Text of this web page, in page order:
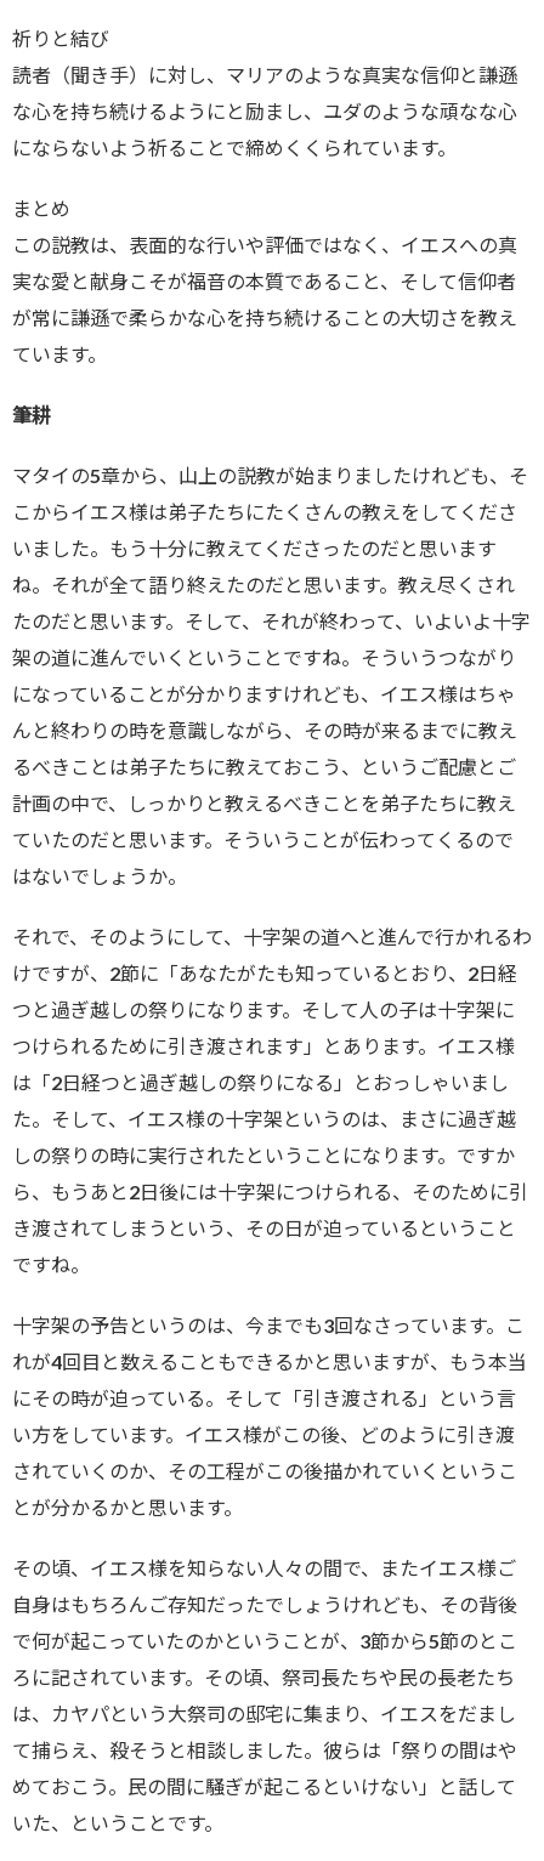
祈りと結び
読者（聞き手）に対し、マリアのような真実な信仰と謙遜
な心を持ち続けるようにと励まし、ユダのような頑なな心
にならないよう祈ることで締めくくられています。
まとめ
この説教は、表面的な行いや評価ではなく、イエスへの真
実な愛と献身こそが福音の本質であること、そして信仰者
が常に謙遜で柔らかな心を持ち続けることの大切さを教え
ています。
筆耕
マタイの5章から、山上の説教が始まりましたけれども、そ
こからイエス様は弟子たちにたくさんの教えをしてくださ
いました。もう十分に教えてくださったのだと思います
ね。それが全て語り終えたのだと思います。教え尽くされ
たのだと思います。そして、それが終わって、いよいよ十字
架の道に進んでいくということですね。そういうつながり
になっていることが分かりますけれども、イエス様はちゃ
んと終わりの時を意識しながら、その時が来るまでに教え
るべきことは弟子たちに教えておこう、というご配慮とご
計画の中で、しっかりと教えるべきことを弟子たちに教え
ていたのだと思います。そういうことが伝わってくるので
はないでしょうか。
それで、そのようにして、十字架の道へと進んで行かれるわ
けですが、2節に「あなたがたも知っているとおり、2日経
つと過ぎ越しの祭りになります。そして人の子は十字架に
つけられるために引き渡されます」とあります。イエス様
は「2日経つと過ぎ越しの祭りになる」とおっしゃいまし
た。そして、イエス様の十字架というのは、まさに過ぎ越
しの祭りの時に実行されたということになります。ですか
ら、もうあと2日後には十字架につけられる、そのために引
き渡されてしまうという、その日が迫っているということ
ですね。
十字架の予告というのは、今までも3回なさっています。こ
れが4回目と数えることもできるかと思いますが、もう本当
にその時が迫っている。そして「引き渡される」という言
い方をしています。イエス様がこの後、どのように引き渡
されていくのか、その工程がこの後描かれていくというこ
とが分かるかと思います。
その頃、イエス様を知らない人々の間で、またイエス様ご
自身はもちろんご存知だったでしょうけれども、その背後
で何が起こっていたのかということが、3節から5節のとこ
ろに記されています。その頃、祭司長たちや民の長老たち
は、カヤパという大祭司の邸宅に集まり、イエスをだまし
て捕らえ、殺そうと相談しました。彼らは「祭りの間はや
めておこう。民の間に騒ぎが起こるといけない」と話して
いた、ということです。